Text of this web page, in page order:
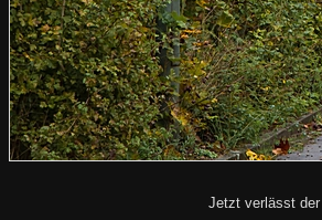
Jetzt verlässt